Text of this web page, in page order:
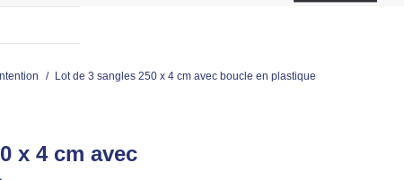
/ Lot de 3 sangles 250 x 4 cm avec boucle en plastique
x 4 cm avec